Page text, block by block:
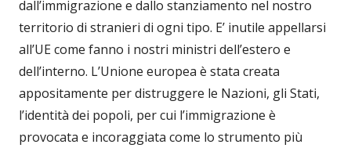
dall’immigrazione e dallo stanziamento nel nostro
territorio di stranieri di ogni tipo. E’ inutile appellarsi
all’UE come fanno i nostri ministri dell’estero e
dell’interno. L’Unione europea è stata creata
appositamente per distruggere le Nazioni, gli Stati,
l’identità dei popoli, per cui l’immigrazione è
provocata e incoraggiata come lo strumento più